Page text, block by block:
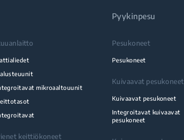
mikroaaltouunit
keittiökoneet
Pyykinpesu
Pesukoneet
Pesukoneet
Kuivaavat pesukoneet
Kuivaavat pesukoneet
Integroitavat kuivaavat
pesukoneet